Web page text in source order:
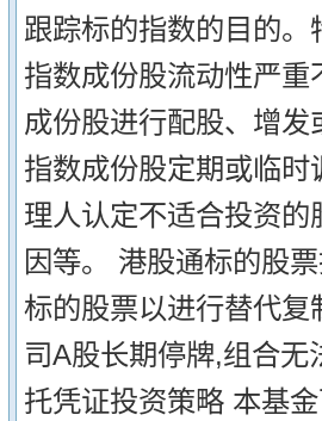
跟踪标的指数的目的
指数成份股流动性严
成份股进行配股、增
指数成份股定期或临
理人认定不适合投资
因等。 港股通标的股
标的股票以进行替代
司A股长期停牌,组合
托凭证投资策略 本基